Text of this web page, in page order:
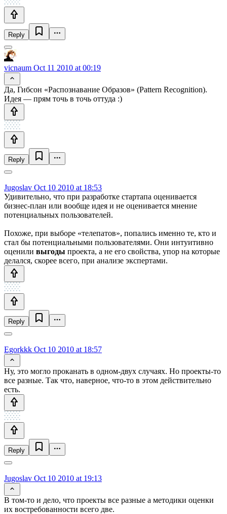
Reply
vicnaum Oct 11 2010 at 00:19
Да, Гибсон «Распознавание Образов» (Pattern Recognition).
Идея — прям точь в точь оттуда :)
Reply
Jugoslav Oct 10 2010 at 18:53
Удивительно, что при разработке стартапа оценивается
бизнес-план или вообще идея и не оценивается мнение
потенциальных пользователей.
Похоже, при выборе «телепатов», попались именно те, кто и
стал бы потенциальными пользователями. Они интуитивно
оценили выгоды проекта, а не его свойства, упор на которые
делался, скорее всего, при анализе экспертами.
Reply
Egorkkk Oct 10 2010 at 18:57
Ну, это могло проканать в одном-двух случаях. Но проекты-то
все разные. Так что, наверное, что-то в этом действительно
есть.
Reply
Jugoslav Oct 10 2010 at 19:13
В том-то и дело, что проекты все разные а методики оценки
их востребованности всего две.